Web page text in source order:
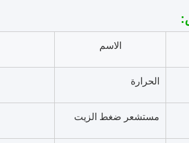
الاسم
الحرارة
مستشعر ضغط الزيت